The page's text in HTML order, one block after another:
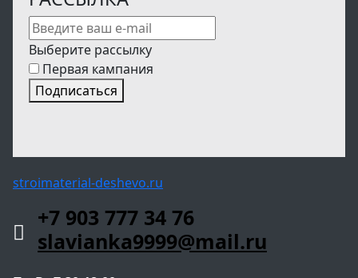
Выберите рассылку
Первая кампания
Подписаться
stroimaterial-deshevo.ru
+7 903 777 34 76
slavianka9999@mail.ru